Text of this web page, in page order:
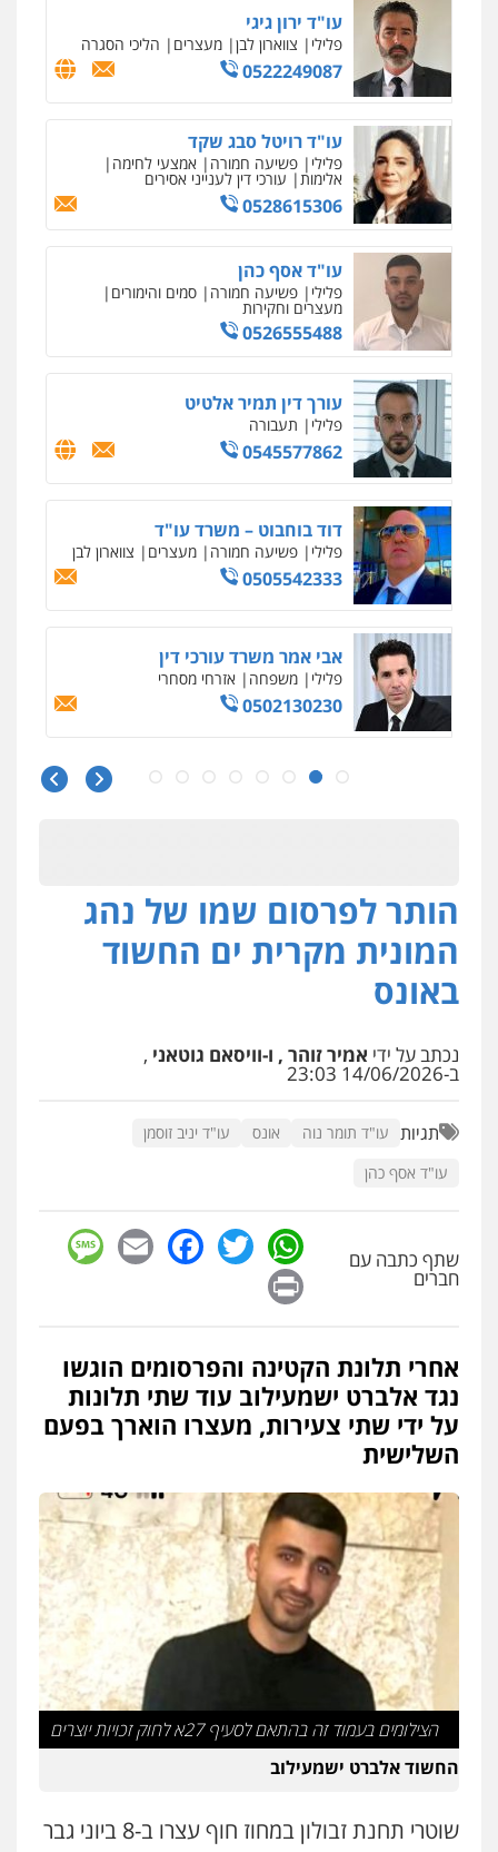
חליל ביאדי – משרד עורכי דין
פלילי דיני תעבורה מעצרים וחקירות
פשיעה חמורה אסירים
0509636895
עו"ד איהאב זבידאת
פלילי פשיעה חמורה ארגוני פשע עבירות
המתה עבירות מין
0509930581
עו"ד אליה חן ברק
פלילי פשיעה חמורה ליווי וייצוג בחקירות
ומעצרים אסירים נוער
0525914163
עו"ד אריה פטר
לשעבר סגן מנהל המחלקה הפלילית
בפרקליטות המדינה
0506217994
עו"ד עידית שינו-אמיתי
פלילי עורכי דין לענייני אסירים פשיעה
חמורה מעצרים וחקירות
0507587013
עו"ד אביגדור פלדמן
פלילי אסירים צווארון לבן זכויות אדם
0505345826
עו"ד יאיר בן סימון
עו"ד נס בן נתן
0505555110
דיני צבא פלילי צווארון לבן
עו"ד אלינור מתיתיה
עו"ד עמית רוזנצויג
משפט פלילי דיני תעבורה
עו"ד אור בן שאנן
פלילי מעצרים וחקירות
0549199449
בר ציון – אוזן משרד עורכי דין
פשיעה
0505258475
פלילי פשיעה חמורה צווארון לבן מעצרים
הותר לפרסום שמו של נהג
המונית מקרית ים החשוד
באונס
נכתב על ידי אמיר זוהר , ו-וויסאם גוטאני ,
ב-14/06/2026 23:03
תגיות עו"ד תומר נוה אונס
עו"ד יניב זוסמן
עו"ד אסף כהן
שתף כתבה עם
חברים
WhatsApp
Twitter
Facebook
Email
אחרי תלונת הקטינה והפרסומים הוגשו
נגד אלברט ישמעילוב עוד שתי תלונות
על ידי שתי צעירות, מעצרו הוארך בפעם
השלישית
הצילומים בעמוד זה בהתאם לסעיף 27א לחוק זכויות יוצרים
החשוד אלברט ישמעילוב
שוטרי תחנת זבולון במחוז חוף עצרו ב-8 ביוני גבר